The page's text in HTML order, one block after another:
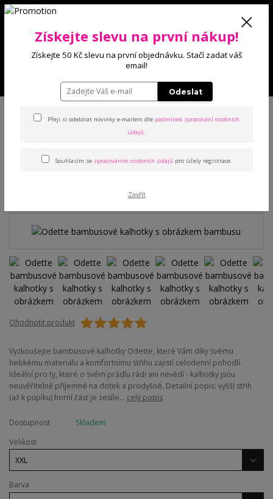
0 Kč
bambusu
Odette bambusové kalhotky
Ohodnotit produkt
Vyzkoušejte bambusové kalhotky Odette, které Vám díky svému
hebkému materiálu a komfortnímu střihu zajistí celodenní pohodlí.
Ideální pro ty, které o svém prádlu rádi ani nevědí - kalhotky jsou
neuvěřitelně příjemné na dotek a prodyšné. Detailní popis: vyšší střih
(až k pupíku) horní část je zesíle... celý popis
Dostupnost
Skladem
Velikost
Barva
Získejte slevu na první nákup!
Získejte 50 Kč slevu na první objednávku. Stačí zadat váš
email!
Odeslat
Přeji si odebírat novinky e-mailem dle podmínek zpracování osobních
údajů.
Souhlasím se zpracováním osobních údajů pro účely registrace.
Zavřít